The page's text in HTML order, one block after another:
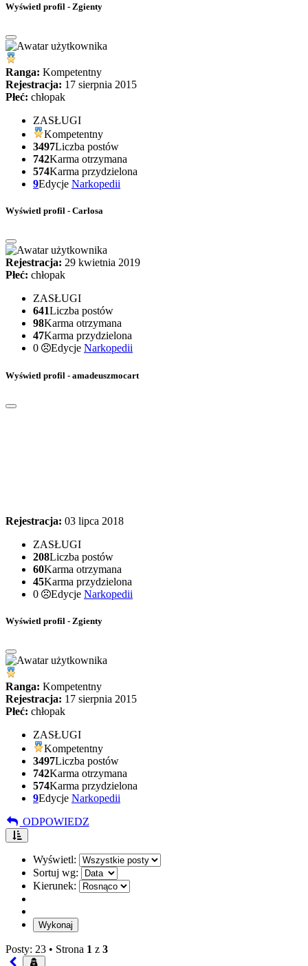
Wyświetl profil - Zgienty
Ranga: Kompetentny
Rejestracja: 17 sierpnia 2015
Płeć: chłopak
ZASŁUGI
Kompetentny
3497Liczba postów
742Karma otrzymana
574Karma przydzielona
9Edycje Narkopedii
Wyświetl profil - Carlosa
Rejestracja: 29 kwietnia 2019
Płeć: chłopak
ZASŁUGI
641Liczba postów
98Karma otrzymana
47Karma przydzielona
0
Edycje Narkopedii
Wyświetl profil - amadeuszmocart
Rejestracja: 03 lipca 2018
ZASŁUGI
208Liczba postów
60Karma otrzymana
45Karma przydzielona
0
Edycje Narkopedii
Wyświetl profil - Zgienty
Ranga: Kompetentny
Rejestracja: 17 sierpnia 2015
Płeć: chłopak
ZASŁUGI
Kompetentny
3497Liczba postów
742Karma otrzymana
574Karma przydzielona
9Edycje Narkopedii
ODPOWIEDZ
Wyświetl:
Sortuj wg:
Kierunek:
Posty: 23 • Strona 1 z 3